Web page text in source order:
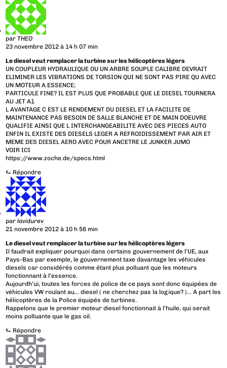
parTHEO
23 novembre 2012 à 14 h 07 min
Le diesel veut remplacer la turbine sur les hélicoptères légers
UN COUPLEUR HYDRAULIQUE OU UN ARBRE SOUPLE CALIBRE DEVRAIT
ELIMINER LES VIBRATIONS DE TORSION QUI NE SONT PAS PIRE QU AVEC
UN MOTEUR A ESSENCE;
PARTICULE FINE? IL EST PLUS QUE PROBABLE QUE LE DIESEL TOURNERA
AU JET A1
L AVANTAGE C EST LE RENDEMENT DU DIESEL ET LA FACILITE DE
MAINTENANCE PAS BESOIN DE SALLE BLANCHE ET DE MAIN DOEUVRE
QUALIFIE AINSI QUE L INTERCHANGEABILITE AVEC DES PIECES AUTO
ENFIN IL EXISTE DES DIESELS LEGER A REFROIDISSEMENT PAR AIR ET
MEME DES DIESEL AERO AVEC POUR ANCETRE LE JUNKER JUMO
VOIR ICI
https://www.zoche.de/specs.html
⮑ Répondre
parlavidurev
21 novembre 2012 à 10 h 56 min
Le diesel veut remplacer la turbine sur les hélicoptères légers
Il faudrait expliquer pourquoi dans certains gouvernement de l’UE, aux
Pays-Bas par exemple, le gouvernement taxe davantage les véhicules
diesels car considérés comme étant plus polluant que les moteurs
fonctionnant à l’essence.
Aujourdh’ui, toutes les forces de police de ce pays sont donc équipées de
véhicules VW roulant au… diesel ( ne cherchez pas la logique? )… A part les
hélicoptères de la Police équipés de turbines.
Rappelons que le premier moteur diesel fonctionnait à l’huile, qui serait
moins polluante que le gas oil.
⮑ Répondre